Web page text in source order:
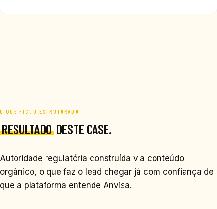
O QUE FICOU ESTRUTURADO
RESULTADO DESTE CASE.
Autoridade regulatória construída via conteúdo
orgânico, o que faz o lead chegar já com confiança de
que a plataforma entende Anvisa.